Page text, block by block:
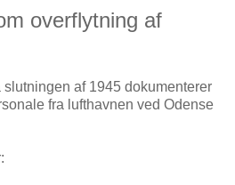
overflytning af
slutningen af 1945 dokumenterer
fra lufthavnen ved Odense